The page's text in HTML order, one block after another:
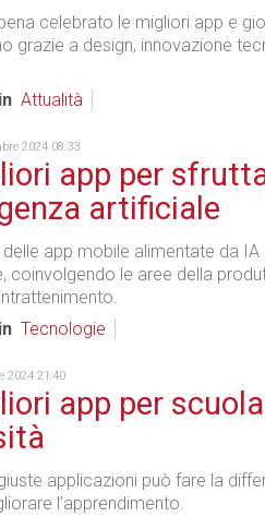
celebrato le migliori app e
grazie a design, innovazione
Attualità
2024 08:33
app per
artificiale
delle app mobile alimentate da
coinvolgendo le aree della
Tecnologie
2024 21:40
app per
applicazioni può fare la
l’apprendimento.